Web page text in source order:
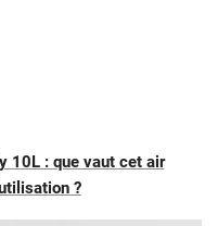
10L : que vaut cet air
?